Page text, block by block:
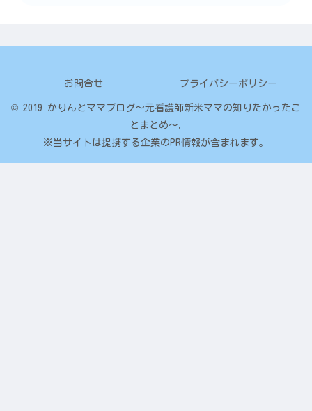
お問合せ プライバシーポリシー
© 2019 かりんとママブログ～元看護師新米ママの知りたかったこ
とまとめ～.
※当サイトは提携する企業のPR情報が含まれます。